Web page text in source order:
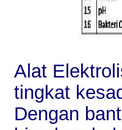
Alat
tingkat
Dengan